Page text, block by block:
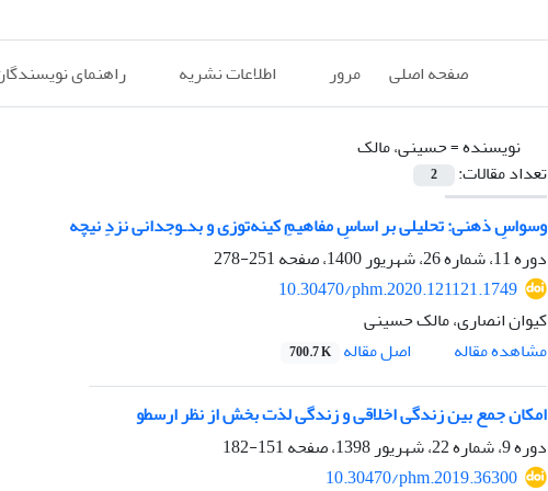
صفحه اصلی مرور اطلاعات نشریه راهنمای
نویسنده =حسینی، مالک
تعداد مقالات:
2
وسواسِ ذهنی: تحلیلی بر اساسِ مفاهیمِ کینه‌توزی و بد‌ـ‌وجدانی نزدِ نیچه
دوره 11، شماره 26، شهریور 1400، صفحه
251-278
10.30470/phm.2020.121121.1749
کیوان انصاری، مالک حسینی
مشاهده مقاله
اصل مقاله 700.7 K
امکان جمع بین زندگی اخلاقی و زندگی لذت بخش از نظر ارسطو
دوره 9، شماره 22، شهریور 1398، صفحه
151-182
10.30470/phm.2019.36300